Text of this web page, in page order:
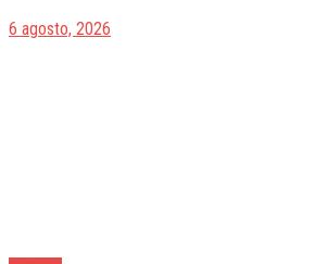
6 agosto, 2026